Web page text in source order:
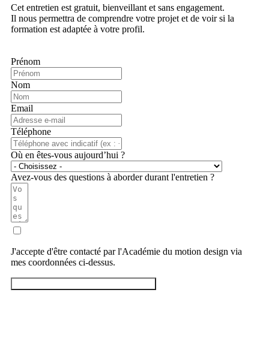
Cet entretien est gratuit, bienveillant et sans engagement.
Il nous permettra de comprendre votre projet et de voir si la
formation est adaptée à votre profil.
Prénom
Nom
Email
Téléphone
Où en êtes-vous aujourd’hui ?
Avez-vous des questions à aborder durant l'entretien ?
J'accepte d'être contacté par l'Académie du motion design via
mes coordonnées ci-dessus.